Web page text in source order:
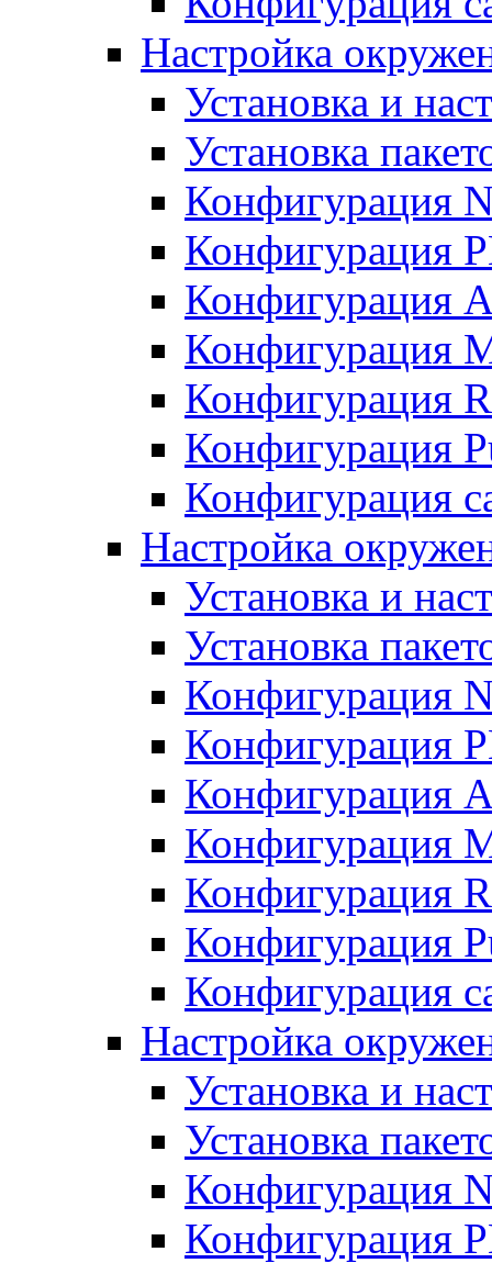
Настройка
Установка и
Установка
Конфигурация
Конфигурация
Конфигурация
Конфигурация
Конфигурация
Конфигурация
Конфигурация
Настройка
Установка и
Установка
Конфигурация
Конфигурация
Конфигурация
Конфигурация
Конфигурация
Конфигурация
Конфигурация
Настройка
Установка и
Установка
Конфигурация
Конфигурация